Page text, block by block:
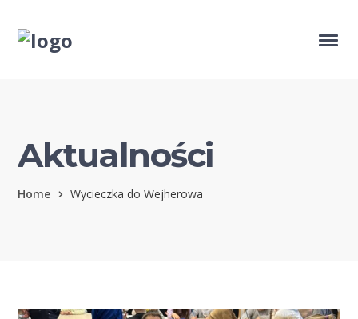
Aktualności
Home Wycieczka do Wejherowa